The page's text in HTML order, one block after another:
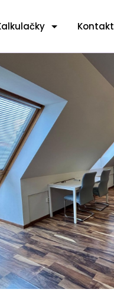
Kontakt